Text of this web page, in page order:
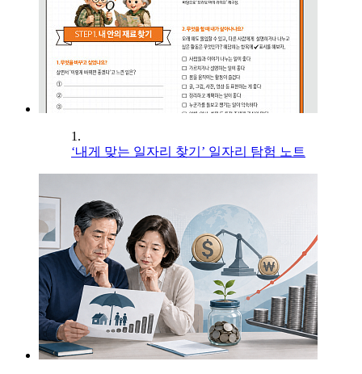
1.
‘내게 맞는 일자리 찾기’ 일자리 탐험 노트